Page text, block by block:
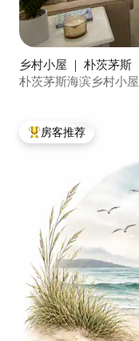
乡村小屋 ｜ 朴茨茅斯
朴茨茅斯海滨乡村小屋
热门「房客推荐」
房客推荐